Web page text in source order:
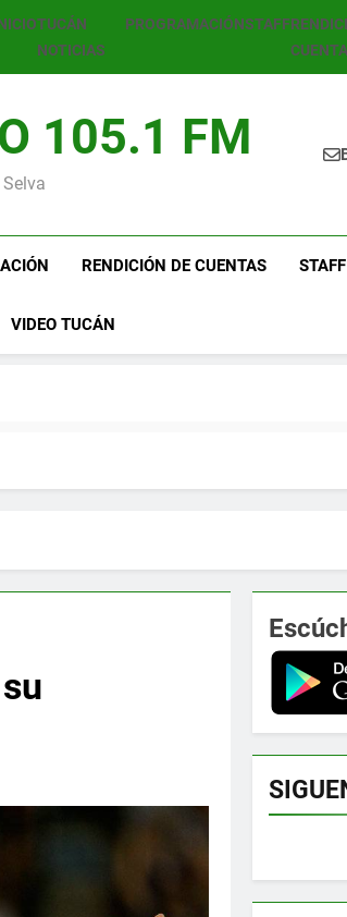
TUCÁN
NOTICIAS
PROGRAMACIÓNSTAFF
105.1 FM
RENDICIÓN DE CUENTAS STAFF
VIDEO TUCÁN